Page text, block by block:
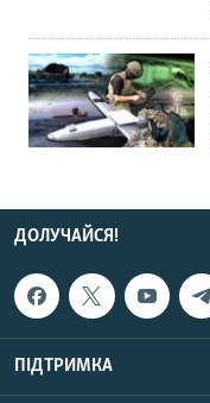
ДОЛУЧАЙСЯ!
ПІДТРИМКА